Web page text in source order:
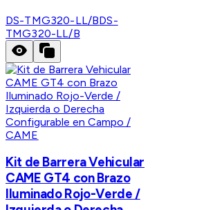
DS-TMG320-LL/BDS-
TMG320-LL/B
CAME
Kit de Barrera Vehicular
CAME GT4 con Brazo
Iluminado Rojo-Verde /